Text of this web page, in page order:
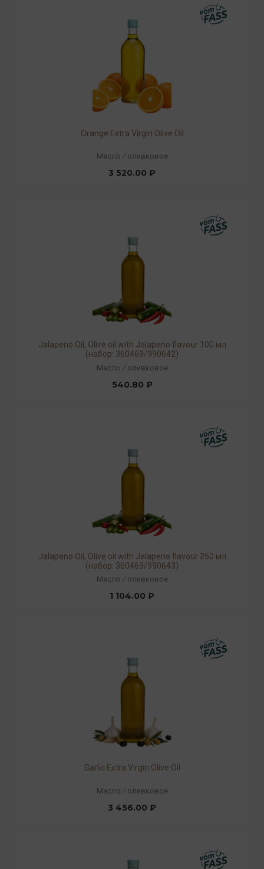
Orange Extra Virgin Olive Oil
Масло / оливковое
3 520.00 ₽
Jalapeno Oil, Olive oil with Jalapeno flavour 100 мл
(набор: 360469/990642)
Масло / оливковое
540.80 ₽
Jalapeno Oil, Olive oil with Jalapeno flavour 250 мл
(набор: 360469/990643)
Масло / оливковое
1 104.00 ₽
Garlic Extra Virgin Olive Oil
Масло / оливковое
3 456.00 ₽